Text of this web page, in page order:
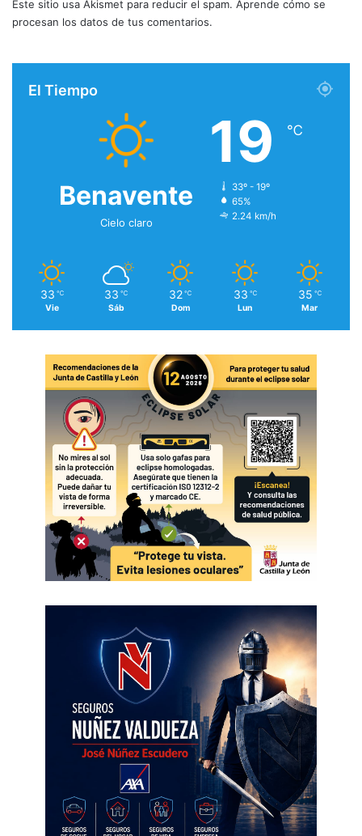
Este sitio usa Akismet para reducir el spam. Aprende cómo se
procesan los datos de tus comentarios.
El Tiempo
Benavente
Cielo claro
19 ℃
33º - 19º
65%
2.24 km/h
33 ℃
Vie
33 ℃
Sáb
32 ℃
Dom
33 ℃
Lun
35 ℃
Mar